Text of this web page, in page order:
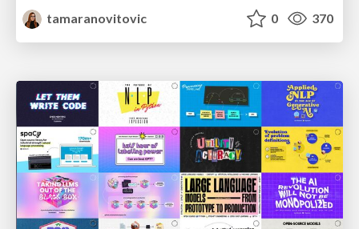
tamaranovitovic
0 370